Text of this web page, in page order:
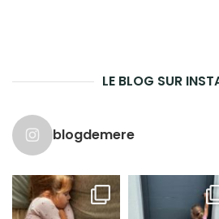
LE BLOG SUR
blogdemere